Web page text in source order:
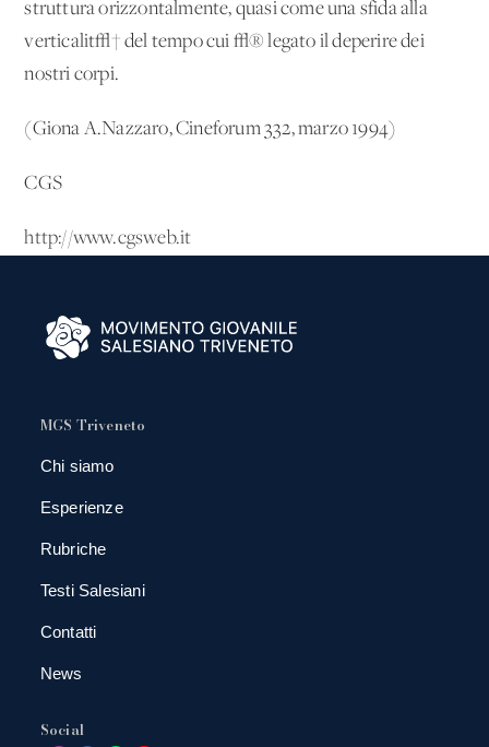
struttura orizzontalmente, quasi come una sfida alla
verticalit√† del tempo cui √® legato il deperire dei
nostri corpi.
(Giona A.Nazzaro, Cineforum 332, marzo 1994)
CGS
http://www.cgsweb.it
MGS Triveneto
Chi siamo
Esperienze
Rubriche
Testi Salesiani
Contatti
News
Social